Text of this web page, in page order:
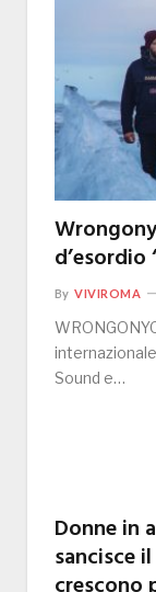
d’esordio
By VIVIROMA
Sound e…
Donne in
sancisce